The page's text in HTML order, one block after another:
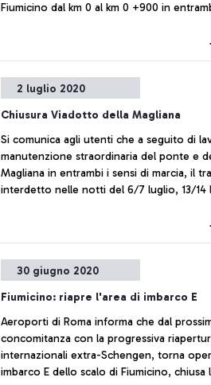
Fiumicino dal km 0 al km 0 +900 in
2 luglio 2020
Chiusura Viadotto della Magliana
Si comunica agli utenti che a seguito di
manutenzione straordinaria del ponte e
Magliana in entrambi i sensi di marcia, il
interdetto nelle notti del 6/7 luglio, 13/14
30 giugno 2020
Fiumicino: riapre l'area di imbarco E
Aeroporti di Roma informa che dal
concomitanza con la progressiva
internazionali extra-Schengen, torna
imbarco E dello scalo di Fiumicino, chiusa